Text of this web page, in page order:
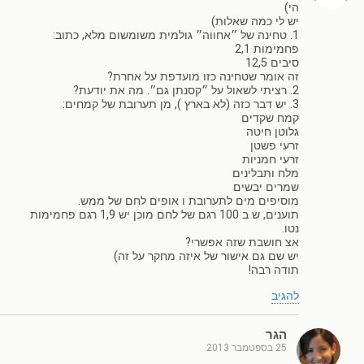
הי)
יש לי כמה שאלות)
1. טחינה של ״אחווה״ גולמית משומשום מלא, כתוב:
פחמימות 2,1
סיבים 12,5
זה אומר שטחינה כזו מועדפת על אחרת?
2. רציתי לשאול על ״קסנתן גם״. מה את יודעת?
3. יש דבר כזה (לא בארץ ), מן תערובת של קמחים:
קמח שקדים
גלוטן חיטה
זרעי פשטן
זרעי חמניות
מלח ותבלינים
שמרים יבשים
מוסיפים מים לתערובת ו אופים לחם של ממש.
תוענים, ש ב 100 רגם של לחם מוכן יש 1,9 רגם פחמימות
נטו.
אצ חושבת שזה אפשרי?
יש שם גם אישור של איזה מחקר על זה)
תודה רבה!
להגיב
הגר
25 בספטמבר 2013